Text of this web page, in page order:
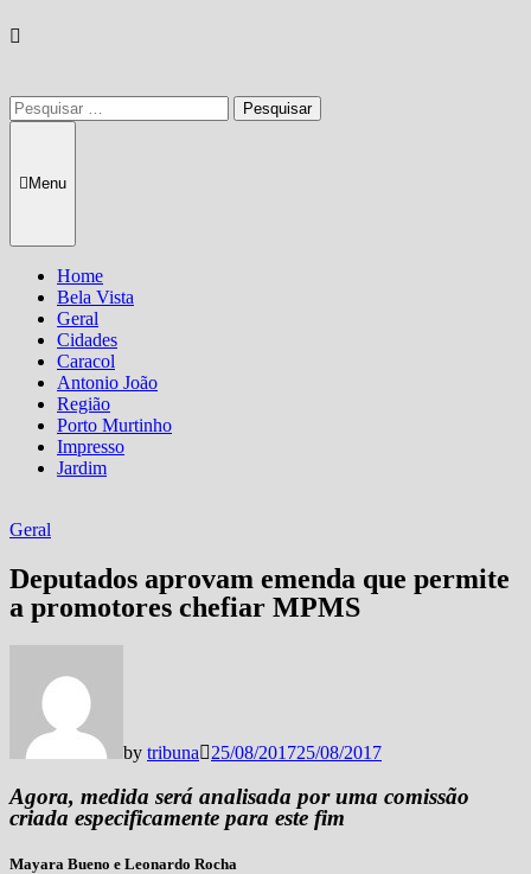
Pesquisar
por:
Menu
Home
Bela Vista
Geral
Cidades
Caracol
Antonio João
Região
Porto Murtinho
Impresso
Jardim
Geral
Deputados aprovam emenda que permite
a promotores chefiar MPMS
by tribuna 25/08/201725/08/2017
Agora, medida será analisada por uma comissão
criada especificamente para este fim
Mayara Bueno e Leonardo Rocha